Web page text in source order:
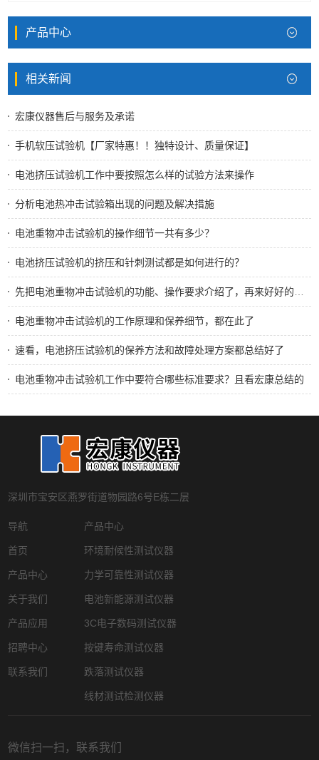
产品中心
相关新闻
宏康仪器售后与服务及承诺
手机软压试验机【厂家特惠！！独特设计、质量保证】
电池挤压试验机工作中要按照怎么样的试验方法来操作
分析电池热冲击试验箱出现的问题及解决措施
电池重物冲击试验机的操作细节一共有多少？
电池挤压试验机的挤压和针刺测试都是如何进行的？
电池重物冲击试验机的工作原理和保养细节，都在此了
速看，电池挤压试验机的保养方法和故障处理方案都总结好了
电池重物冲击试验机工作中要符合哪些标准要求？且看宏康总结的
深圳市宝安区燕罗街道物园路6号E栋二层
导航
首页
产品中心
关于我们
产品应用
招聘中心
联系我们
产品中心
环境耐候性测试仪器
力学可靠性测试仪器
电池新能源测试仪器
3C电子数码测试仪器
按键寿命测试仪器
跌落测试仪器
线材测试检测仪器
微信扫一扫，联系我们